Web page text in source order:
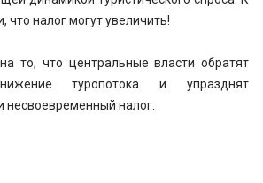
что налог могут увеличить!
то, что центральные власти обратят
туропотока и упразднят
несвоевременный налог.